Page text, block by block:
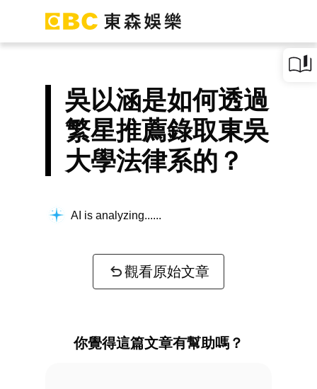
吳以涵是如何透過
繁星推薦錄取東吳
大學法律系的？
AI is analyzing...
觀看原始文章
你覺得這篇文章有幫助嗎？